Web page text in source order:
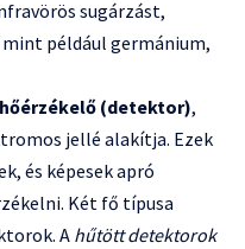
sugárzást,
például germánium,
hőérzékelő (detektor),
jellé alakítja. Ezek
és képesek apró
Két fő típusa
A hűtött detektorok